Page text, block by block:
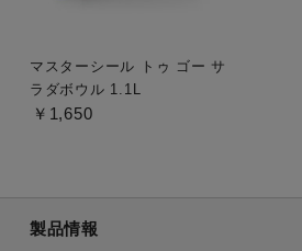
マスターシール トゥ ゴー サ
ラダボウル 1.1L
￥1,650
製品情報